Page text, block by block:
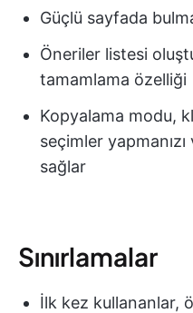
Güçlü sayfada
Öneriler listesi
tamamlama özelliği
Kopyalama modu,
seçimler
sağlar
Sınırlamalar
İlk kez kullananlar,